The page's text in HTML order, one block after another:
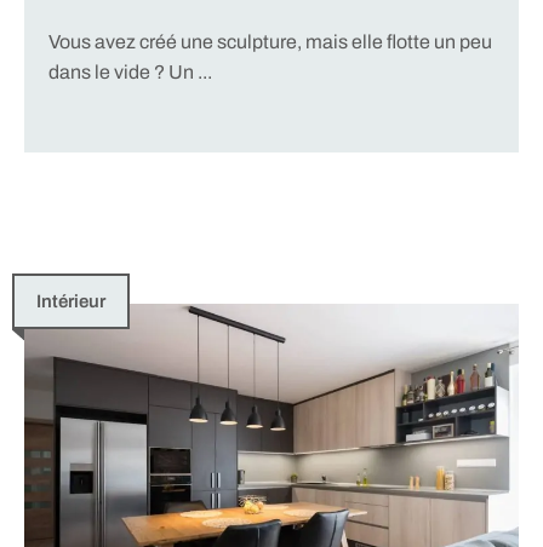
Vous avez créé une sculpture, mais elle flotte un peu
dans le vide ? Un ...
Intérieur